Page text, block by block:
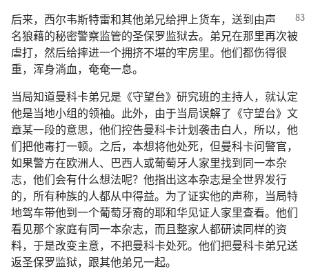
后来，西尔韦斯特雷和其他弟兄给押上货车，送到由声
名狼藉的秘密警察监管的圣保罗监狱去。弟兄在那里再次被
虐打，然后给摔进一个拥挤不堪的牢房里。他们都伤得很
重，浑身淌血，奄奄一息。
当局知道曼科卡弟兄是《守望台》研究班的主持人，就认定
他是当地小组的领袖。此外，由于当局误解了《守望台》文
章某一段的意思，他们控告曼科卡计划袭击白人，所以，他
们把他毒打一顿。之后，本想将他处死，但曼科卡问警官，
如果警方在欧洲人、巴西人或葡萄牙人家里找到同一本杂
志，他们会有什么想法呢？他指出这本杂志是全世界发行
的，所有种族的人都从中得益。为了证实他的声称，当局特
地驾车带他到一个葡萄牙裔的耶和华见证人家里查看。他们
看见那个家庭有同一本杂志，而且整家人都研读同样的资
料，于是改变主意，不把曼科卡处死。他们把曼科卡弟兄送
返圣保罗监狱，跟其他弟兄一起。